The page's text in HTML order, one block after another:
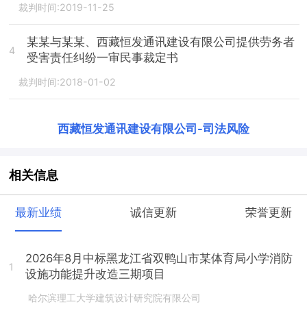
裁判时间:2019-11-25
4
某某与某某、西藏恒发通讯建设有限公司提供劳务者
受害责任纠纷一审民事裁定书
裁判时间:2018-01-02
西藏恒发通讯建设有限公司 -司法风险
相关信息
最新业绩 诚信更新 荣誉更新
1
2026年8月中标黑龙江省双鸭山市某体育局小学消防
设施功能提升改造三期项目
哈尔滨理工大学建筑设计研究院有限公司